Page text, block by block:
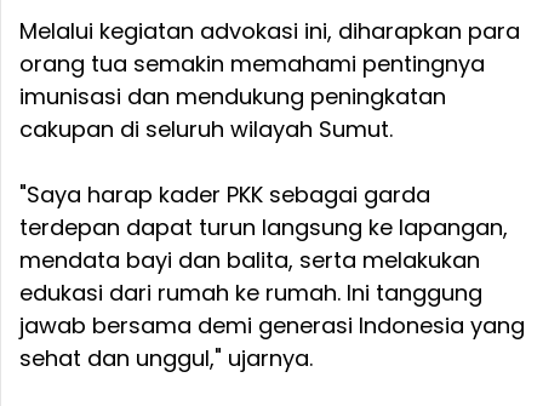
Melalui kegiatan advokasi ini, diharapkan para
orang tua semakin memahami pentingnya
imunisasi dan mendukung peningkatan
cakupan di seluruh wilayah Sumut.
"Saya harap kader PKK sebagai garda
terdepan dapat turun langsung ke lapangan,
mendata bayi dan balita, serta melakukan
edukasi dari rumah ke rumah. Ini tanggung
jawab bersama demi generasi Indonesia yang
sehat dan unggul," ujarnya.